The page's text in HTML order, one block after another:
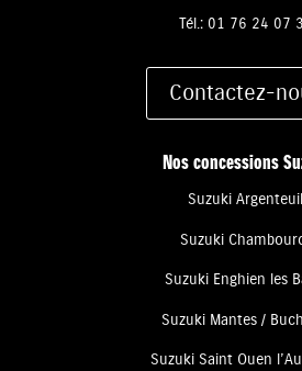
Tél.: 01 76 24 07
Contactez-
Nos concessions
Suzuki Argenteuil
Suzuki
Suzuki Enghien les
Suzuki Mantes /
Suzuki Saint Ouen